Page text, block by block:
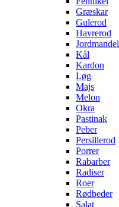
Græskar
Gulerod
Havrerod
Jordmandel
Kål
Kardon
Løg
Majs
Melon
Okra
Pastinak
Peber
Persillerod
Porrer
Rabarber
Radiser
Roer
Rødbeder
Salat